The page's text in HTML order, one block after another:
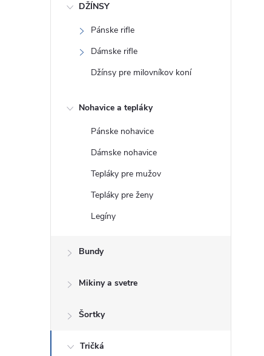
DŽÍNSY
Pánske rifle
Dámske rifle
Džínsy pre milovníkov koní
Nohavice a tepláky
Pánske nohavice
Dámske nohavice
Tepláky pre mužov
Tepláky pre ženy
Legíny
Bundy
Mikiny a svetre
Šortky
Tričká